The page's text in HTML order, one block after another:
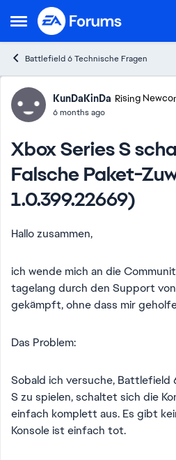
Open Side Menu
Skip to content
Battlefield 6 Technische Fragen
Forum Discussion
KunDaKinDa Rising
6 months ago
Xbox Series S
Falsche Paket-
1.0.399.22669)
Hallo zusammen,
ich wende mich an die
tagelang durch den Support
gekämpft, ohne dass mir
Das Problem:
Sobald ich versuche, Battlefield
S zu spielen, schaltet sich die
einfach komplett aus. Es gibt
Konsole ist einfach tot.